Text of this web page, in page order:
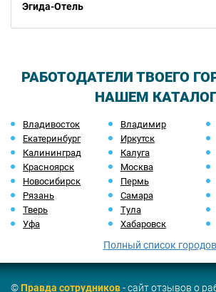
Эгида-Отель
РАБОТОДАТЕЛИ ТВОЕГО
НАШЕМ
Владивосток Владимир
Екатеринбург
Иркутск
Калининград
Калуга
Красноярск
Москва
Новосибирск
Пермь
Рязань
Самара
Тверь
Тула
Уфа
Хабаровск
Полный список городов
©Правда сотрудников- сайт отзывов о